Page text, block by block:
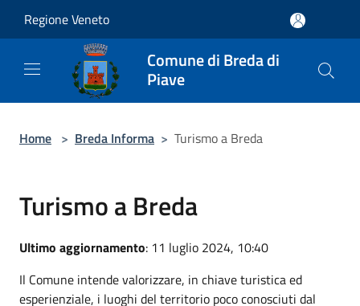
Regione Veneto
Comune di Breda di
Piave
Home > Breda Informa > Turismo a Breda
Turismo a Breda
Ultimo aggiornamento: 11 luglio 2024, 10:40
Il Comune intende valorizzare, in chiave turistica ed
esperienziale, i luoghi del territorio poco conosciuti dal